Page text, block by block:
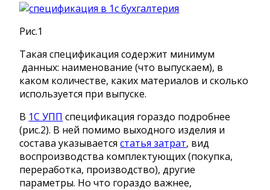
Рис.1
Такая спецификация содержит минимум
данных: наименование (что выпускаем), в
каком количестве, каких материалов и сколько
используется при выпуске.
В 1С УПП спецификация гораздо подробнее
(рис.2). В ней помимо выходного изделия и
состава указываетсястатья затрат, вид
воспроизводства комплектующих (покупка,
переработка, производство), другие
параметры. Но что гораздо важнее,